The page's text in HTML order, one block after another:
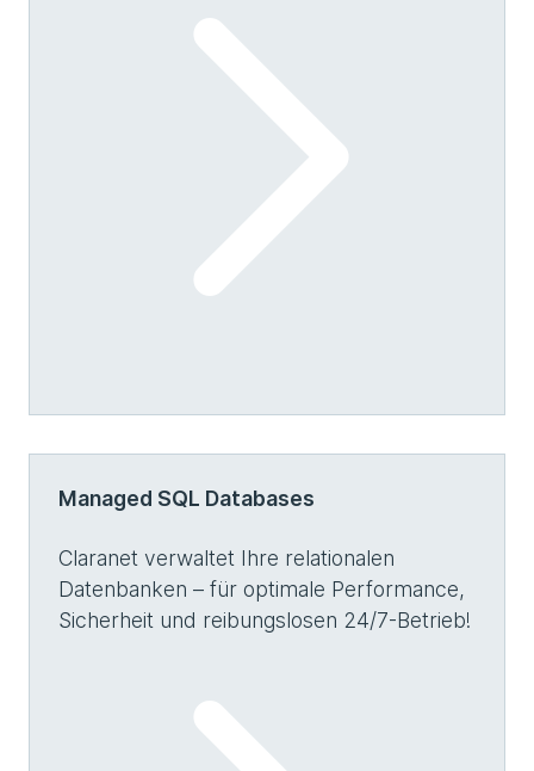
Managed SQL Databases
Claranet verwaltet Ihre relationalen
Datenbanken – für optimale Performance,
Sicherheit und reibungslosen 24/7-Betrieb!